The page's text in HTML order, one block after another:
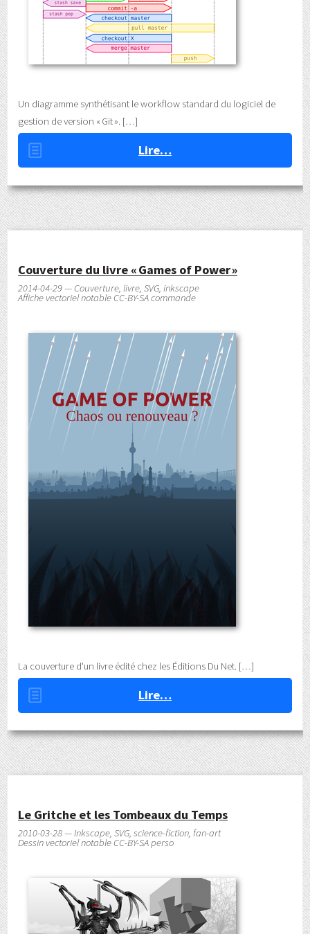
Un diagramme synthétisant le workflow standard du logiciel de
gestion de version « Git ».
Lire…
Couverture du livre « Games of Power »
2014-04-29 — Couverture, livre, SVG, inkscape
Affiche vectoriel notable CC-BY-SA commande
La couverture d'un livre édité chez les Éditions Du Net.
Lire…
Le Gritche et les Tombeaux du Temps
2010-03-28 — Inkscape, SVG, science-fiction, fan-art
Dessin vectoriel notable CC-BY-SA perso